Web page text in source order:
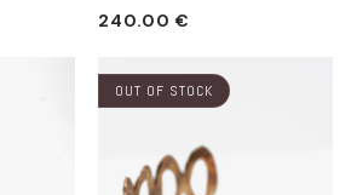
Prezzo
listino
240.00 €
OUT OF STOCK